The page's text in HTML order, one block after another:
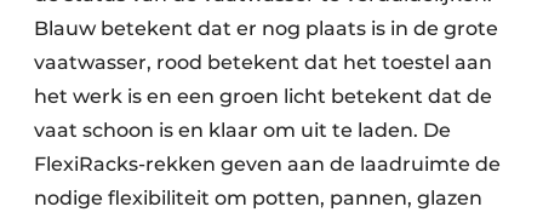
Blauw betekent dat er nog plaats is in de grote
vaatwasser, rood betekent dat het toestel aan
het werk is en een groen licht betekent dat de
vaat schoon is en klaar om uit te laden. De
FlexiRacks-rekken geven aan de laadruimte de
nodige flexibiliteit om potten, pannen, glazen